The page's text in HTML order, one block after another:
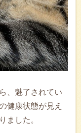
、魅了されてい
健康状態が見え
ました。